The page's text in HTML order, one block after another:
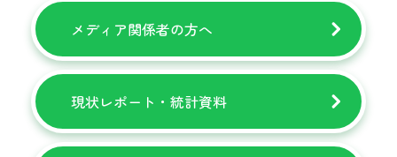
メディア関係者の方へ
現状レポート・統計資料